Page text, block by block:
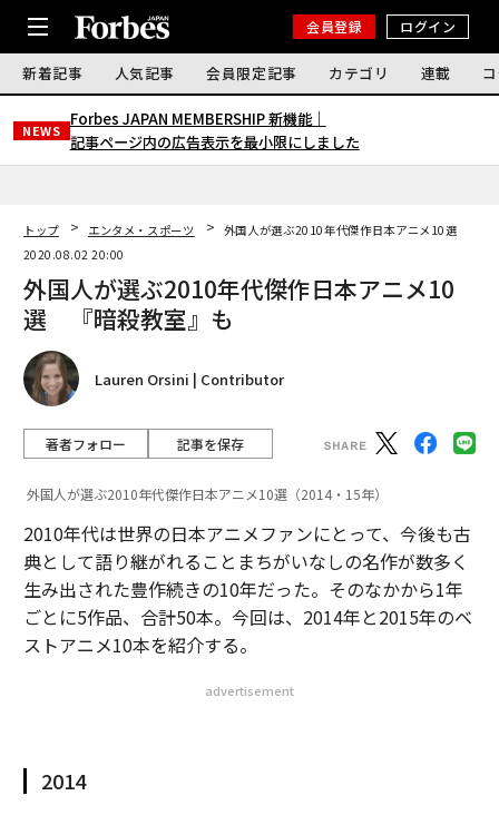
会員登録 ログイン
新着記事 人気記事 会員限定記事 カテゴリ 連載
NEWS
Forbes JAPAN MEMBERSHIP 新機能｜
記事ページ内の広告表示を最小限にしました
トップ エンタメ・スポーツ
外国人が選ぶ2010年代傑作日本アニメ10選 『暗
2020.08.02 20:00
外国人が選ぶ2010年代傑作日本アニメ10
選 『暗殺教室』も
Lauren Orsini | Contributor
著者フォロー 記事を保存
外国人が選ぶ2010年代傑作日本アニメ10選（2014・15年）
2010年代は世界の日本アニメファンにとって、今後も古
典として語り継がれることまちがいなしの名作が数多く
生み出された豊作続きの10年だった。そのなかから1年
ごとに5作品、合計50本。今回は、2014年と2015年のベ
ストアニメ10本を紹介する。
advertisement
2014